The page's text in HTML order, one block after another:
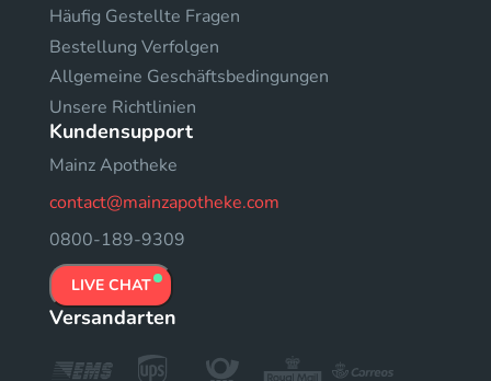
Häufig Gestellte Fragen
Bestellung Verfolgen
Allgemeine Geschäftsbedingungen
Unsere Richtlinien
Kundensupport
Mainz Apotheke
contact@mainzapotheke.com
0800-189-9309
LIVE CHAT
Versandarten